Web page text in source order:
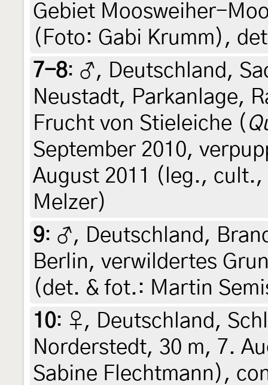
Gebiet Moosweiher-
(Foto: Gabi Krumm),
7-8: ♂, Deutschland,
Neustadt, Parkanlage,
Frucht von Stieleiche (
September 2010,
August 2011 (leg.,
Melzer)
9: ♂, Deutschland,
Berlin, verwildertes
(det. & fot.: Martin
10: ♀, Deutschland,
Norderstedt, 30 m, 7.
Sabine Flechtmann),